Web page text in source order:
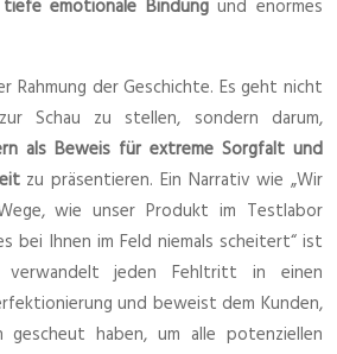
tiefe emotionale Bindungund enormes
Rahmung der Geschichte. Es geht nicht
Schau zu stellen, sondern darum,
als Beweis für extreme Sorgfalt und
zu präsentieren. Ein Narrativ wie „Wir
wie unser Produkt im Testlabor
bei Ihnen im Feld niemals scheitert“ ist
verwandelt jeden Fehltritt in einen
und beweist dem Kunden,
gescheut haben, um alle potenziellen